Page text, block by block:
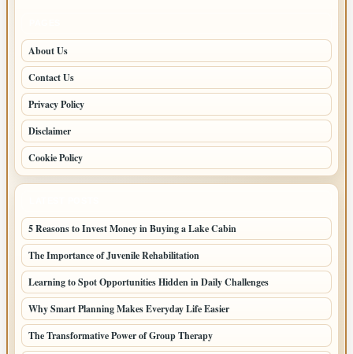
About Us
Contact Us
Privacy Policy
Disclaimer
Cookie Policy
5 Reasons to Invest Money in Buying a Lake Cabin
The Importance of Juvenile Rehabilitation
Learning to Spot Opportunities Hidden in Daily Challenges
Why Smart Planning Makes Everyday Life Easier
The Transformative Power of Group Therapy